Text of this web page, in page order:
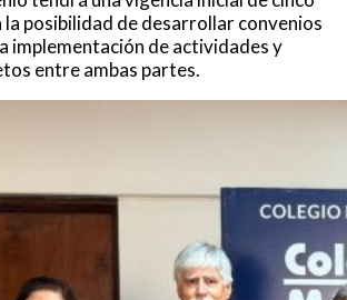
la posibilidad de desarrollar convenios
implementación de actividades y
entre ambas partes.